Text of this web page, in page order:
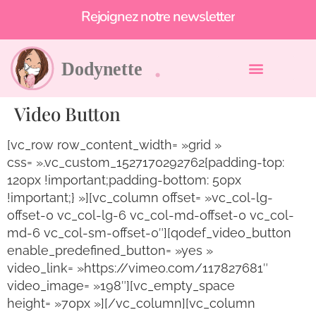
Rejoignez notre newsletter
Video Button
[vc_row row_content_width= »grid »
css= ».vc_custom_1527170292762{padding-top:
120px !important;padding-bottom: 50px
!important;} »][vc_column offset= »vc_col-lg-
offset-0 vc_col-lg-6 vc_col-md-offset-0 vc_col-
md-6 vc_col-sm-offset-0″][qodef_video_button
enable_predefined_button= »yes »
video_link= »https://vimeo.com/117827681″
video_image= »198″][vc_empty_space
height= »70px »][/vc_column][vc_column